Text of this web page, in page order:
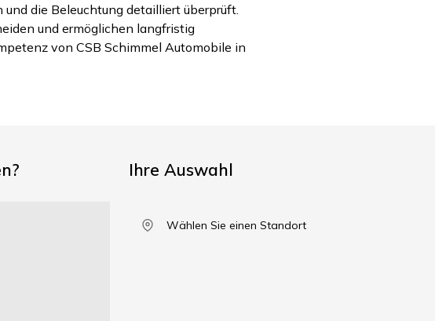
die Beleuchtung detailliert überprüft.
und ermöglichen langfristig
von CSB Schimmel Automobile in
Ihre Auswahl
Wählen Sie einen Standort